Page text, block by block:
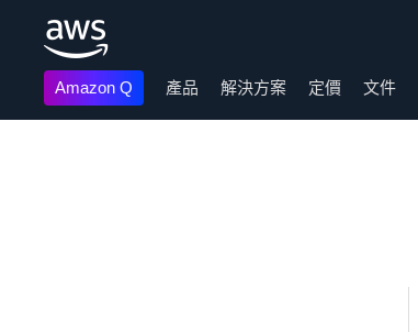
Amazon Q 產品 解決方案 定價 文件